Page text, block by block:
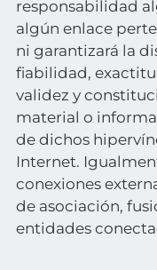
responsabilidad
algún enlace
ni garantizará la
fiabilidad,
validez y
material o
de dichos
Internet.
conexiones
de asociación,
entidades